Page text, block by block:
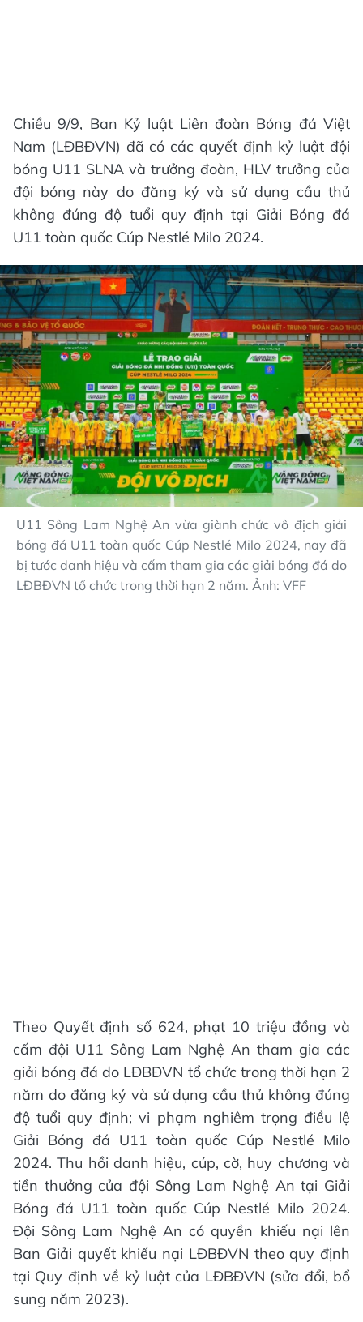
Chiều 9/9, Ban Kỷ luật Liên đoàn Bóng đá Việt
Nam (LĐBĐVN) đã có các quyết định kỷ luật đội
bóng U11 SLNA và trưởng đoàn, HLV trưởng của
đội bóng này do đăng ký và sử dụng cầu thủ
không đúng độ tuổi quy định tại Giải Bóng đá
U11 toàn quốc Cúp Nestlé Milo 2024.
U11 Sông Lam Nghệ An vừa giành chức vô địch giải
bóng đá U11 toàn quốc Cúp Nestlé Milo 2024, nay đã
bị tước danh hiệu và cấm tham gia các giải bóng đá do
LĐBĐVN tổ chức trong thời hạn 2 năm. Ảnh: VFF
Theo Quyết định số 624, phạt 10 triệu đồng và
cấm đội U11 Sông Lam Nghệ An tham gia các
giải bóng đá do LĐBĐVN tổ chức trong thời hạn 2
năm do đăng ký và sử dụng cầu thủ không đúng
độ tuổi quy định; vi phạm nghiêm trọng điều lệ
Giải Bóng đá U11 toàn quốc Cúp Nestlé Milo
2024. Thu hồi danh hiệu, cúp, cờ, huy chương và
tiền thưởng của đội Sông Lam Nghệ An tại Giải
Bóng đá U11 toàn quốc Cúp Nestlé Milo 2024.
Đội Sông Lam Nghệ An có quyền khiếu nại lên
Ban Giải quyết khiếu nại LĐBĐVN theo quy định
tại Quy định về kỷ luật của LĐBĐVN (sửa đổi, bổ
sung năm 2023).